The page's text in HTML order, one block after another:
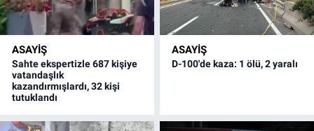
ASAYİŞ
Sahte ekspertizle 687 kişiye
vatandaşlık
kazandırmışlardı, 32 kişi
tutuklandı
ASAYİŞ
D-100'de kaza: 1 ölü, 2 yaralı